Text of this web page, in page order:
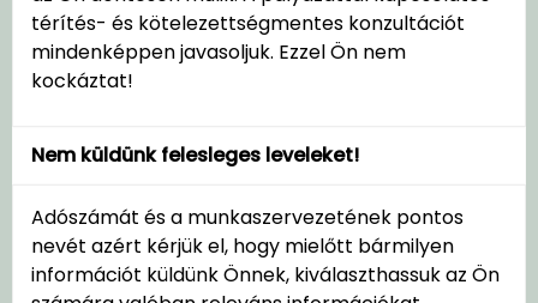
térítés- és kötelezettségmentes konzultációt
mindenképpen javasoljuk. Ezzel Ön nem
kockáztat!
Nem küldünk felesleges leveleket!
Adószámát és a munkaszervezetének pontos
nevét azért kérjük el, hogy mielőtt bármilyen
információt küldünk Önnek, kiválaszthassuk az Ön